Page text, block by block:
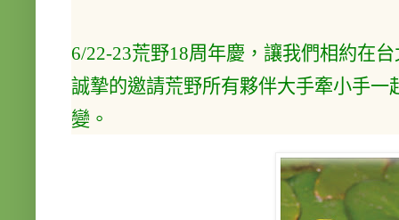
6/22-23荒野18周年慶，讓我們相約在
誠摯的邀請荒野所有夥伴大手牽小手
變。